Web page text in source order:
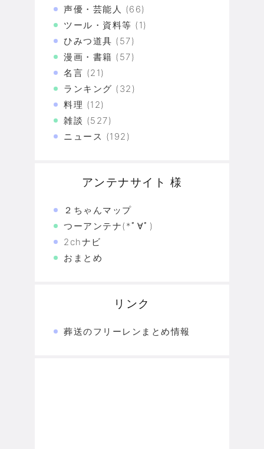
声優・芸能人 (66)
ツール・資料等 (1)
ひみつ道具 (57)
漫画・書籍 (57)
名言 (21)
ランキング (32)
料理 (12)
雑談 (527)
ニュース (192)
アンテナサイト 様
２ちゃんマップ
つーアンテナ(*ﾟ∀ﾟ)
2chナビ
おまとめ
リンク
葬送のフリーレンまとめ情報